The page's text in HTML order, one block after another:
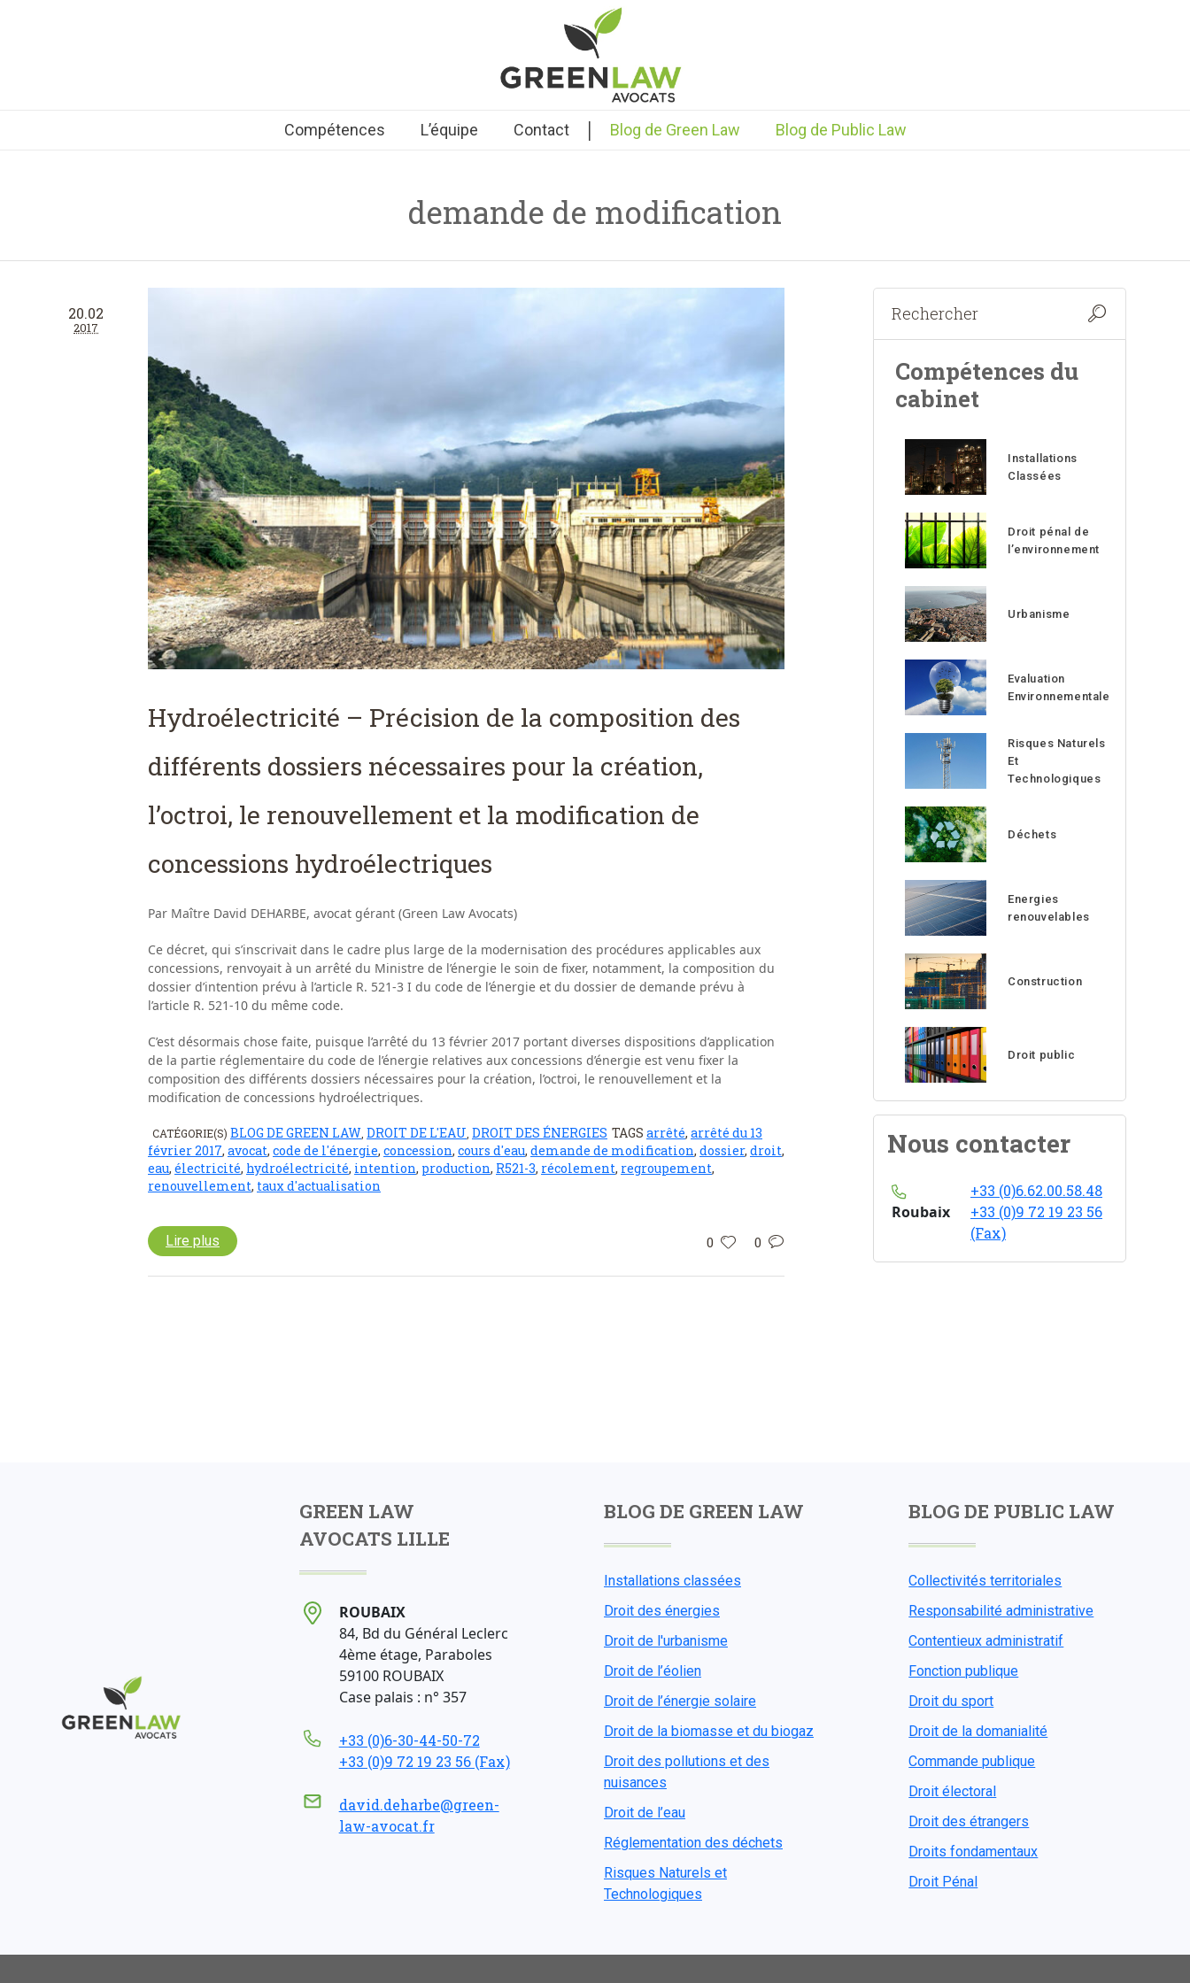
Compétences L’équipe Contact | Blog de Green Law Blog de Public Law
demande de modification
20.02
2017
Hydroélectricité – Précision de la composition des
différents dossiers nécessaires pour la création,
l’octroi, le renouvellement et la modification de
concessions hydroélectriques
Par Maître David DEHARBE, avocat gérant (Green Law Avocats)
Ce décret, qui s’inscrivait dans le cadre plus large de la modernisation des procédures applicables aux
concessions, renvoyait à un arrêté du Ministre de l’énergie le soin de fixer, notamment, la composition du
dossier d’intention prévu à l’article R. 521-3 I du code de l’énergie et du dossier de demande prévu à
l’article R. 521-10 du même code.
C’est désormais chose faite, puisque l’arrêté du 13 février 2017 portant diverses dispositions d’application
de la partie réglementaire du code de l’énergie relatives aux concessions d’énergie est venu fixer la
composition des différents dossiers nécessaires pour la création, l’octroi, le renouvellement et la
modification de concessions hydroélectriques.
CATÉGORIE(S) BLOG DE GREEN LAW DROIT DE L'EAU DROIT DES ÉNERGIES TAGS arrêté, arrêté du 13
février 2017, avocat, code de l'énergie, concession, cours d'eau, demande de modification, dossier, droit,
eau, électricité, hydroélectricité, intention, production, R521-3, récolement, regroupement,
renouvellement, taux d'actualisation
0 0
Lire plus
Compétences du
cabinet
Installations
Classées
Droit pénal de
l’environnement
Urbanisme
Evaluation
Environnementale
Risques Naturels
Et
Technologiques
Déchets
Energies
renouvelables
Construction
Droit public
Nous contacter
Roubaix
+33 (0)6.62.00.58.48
+33 (0)9 72 19 23 56
(Fax)
GREEN LAW
AVOCATS LILLE
ROUBAIX
84, Bd du Général Leclerc
4ème étage, Paraboles
59100 ROUBAIX
Case palais : n° 357
+33 (0)6-30-44-50-72
+33 (0)9 72 19 23 56 (Fax)
david.deharbe@green-
law-avocat.fr
BLOG DE GREEN LAW
Installations classées
Droit des énergies
Droit de l'urbanisme
Droit de l’éolien
Droit de l’énergie solaire
Droit de la biomasse et du biogaz
Droit des pollutions et des
nuisances
Droit de l’eau
Réglementation des déchets
Risques Naturels et
Technologiques
BLOG DE PUBLIC LAW
Collectivités territoriales
Responsabilité administrative
Contentieux administratif
Fonction publique
Droit du sport
Droit de la domanialité
Commande publique
Droit électoral
Droit des étrangers
Droits fondamentaux
Droit Pénal